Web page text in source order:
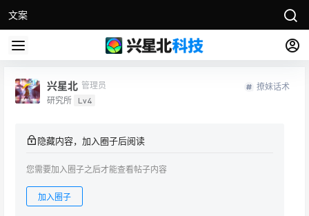
文案
兴星北 管理员
研究所 Lv4
撩妹话术
隐藏内容，加入圈子后阅读
您需要加入圈子之后才能查看帖子内容
加入圈子